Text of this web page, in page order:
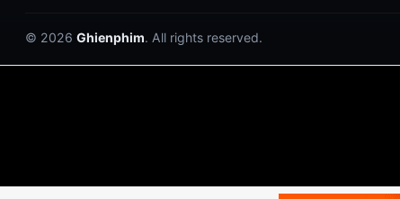
© 2026 Ghienphim. All rights reserved.